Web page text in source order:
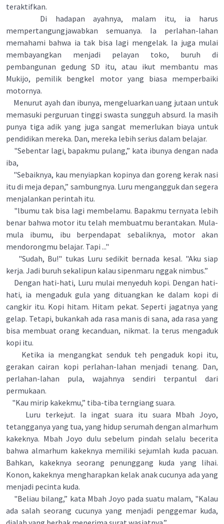
teraktifkan.
Di hadapan ayahnya, malam itu, ia harus
mempertangungjawabkan semuanya. Ia perlahan-lahan
memahami bahwa ia tak bisa lagi mengelak. Ia juga mulai
membayangkan menjadi pelayan toko, buruh di
pembangunan gedung SD itu, atau ikut membantu mas
Mukijo, pemilik bengkel motor yang biasa memperbaiki
motornya.
Menurut ayah dan ibunya, mengeluarkan uang jutaan untuk
memasuki perguruan tinggi swasta sungguh absurd. Ia masih
punya tiga adik yang juga sangat memerlukan biaya untuk
pendidikan mereka. Dan, mereka lebih serius dalam belajar.
"Sebentar lagi, bapakmu pulang,” kata ibunya dengan nada
iba,
"Sebaiknya, kau menyiapkan kopinya dan goreng kerak nasi
itu di meja depan,” sambungnya. Luru mengangguk dan segera
menjalankan perintah itu.
"lbumu tak bisa lagi membelamu. Bapakmu ternyata lebih
benar bahwa motor itu telah membuatmu berantakan. Mula-
mula ibumu, ibu berpendapat sebaliknya, motor akan
mendorongmu belajar. Tapi ..."
"Sudah, Bu!" tukas Luru sedikit bernada kesal. "Aku siap
kerja. Jadi buruh sekalipun kalau sipenmaru nggak nimbus.”
Dengan hati-hati, Luru mulai menyeduh kopi. Dengan hati-
hati, ia mengaduk gula yang dituangkan ke dalam kopi di
cangkir itu. Kopi hitam. Hitam pekat. Seperti jagatnya yang
gelap. Tetapi, bukankah ada rasa manis di sana, ada rasa yang
bisa membuat orang kecanduan, nikmat. Ia terus mengaduk
kopi itu.
Ketika ia mengangkat senduk teh pengaduk kopi itu,
gerakan cairan kopi perlahan-lahan menjadi tenang. Dan,
perlahan-lahan pula, wajahnya sendiri terpantul dari
permukaan.
"Kau mirip kakekmu,” tiba-tiba terngiang suara.
Luru terkejut. Ia ingat suara itu suara Mbah Joyo,
tetangganya yang tua, yang hidup serumah dengan almarhum
kakeknya. Mbah Joyo dulu sebelum pindah selalu becerita
bahwa almarhum kakeknya memiliki sejumlah kuda pacuan.
Bahkan, kakeknya seorang penunggang kuda yang lihai.
Konon, kakeknya mengharapkan kelak anak cucunya ada yang
menjadi pecinta kuda.
"Beliau bilang,” kata Mbah Joyo pada suatu malam, "Kalau
ada salah seorang cucunya yang menjadi penggemar kuda,